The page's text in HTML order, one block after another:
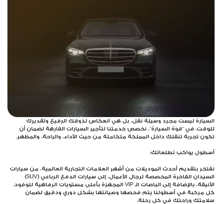
ليست مجرد وسيلة نقل، بل هي انعكاس لذوقك الرفيع وتقديرك
في “قوة السيارة”، نخصص خدمتنا لتأجير السيارات الفارهة لضمان أن
تجربة تنقلك داخل المملكة متكاملة من حيث الأداء، والراحة، والمظهر.
يواكب تطلعاتك:
بتقديم أحدث الموديلات من أشهر العلامات التجارية العالمية، من سيارات
السيدان الفاخرة المخصصة لرجال الأعمال، إلى سيارات الدفع الرباعي (SUV)
الأنيقة، بالإضافة إلى الباصات الـ VIP المجهزة بأعلى مستويات الرفاهية للوفود.
مركبة في أسطولنا يتم فحصها وصيانتها بشكل دوري ودقيق لضمان
وراحتك في كل رحلة.